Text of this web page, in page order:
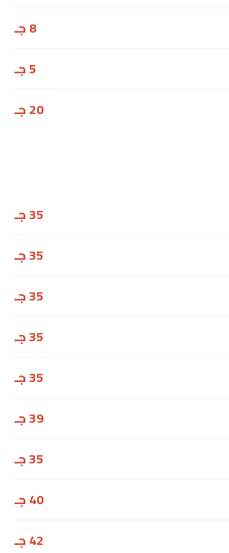
8 جـ
5 جـ
20 جـ
35 جـ
35 جـ
35 جـ
35 جـ
35 جـ
39 جـ
35 جـ
40 جـ
42 جـ